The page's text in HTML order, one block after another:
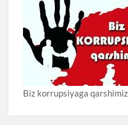
Biz korrupsiyaga qarshimiz